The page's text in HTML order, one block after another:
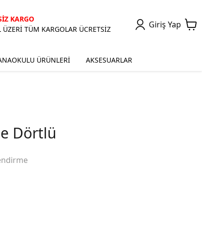
KARGO
ÜZERİ TÜM KARGOLAR ÜCRETSİZ
Giriş Yap
ÜRÜNLERİ AKSESUARLAR
Dörtlü